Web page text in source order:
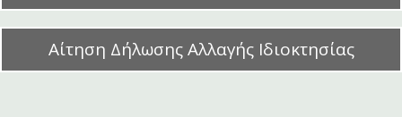
Αίτηση Δήλωσης Αλλαγής Ιδιοκτησίας